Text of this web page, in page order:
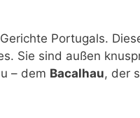
Portugals.
Sie sind außen
– dem Bacalhau, der